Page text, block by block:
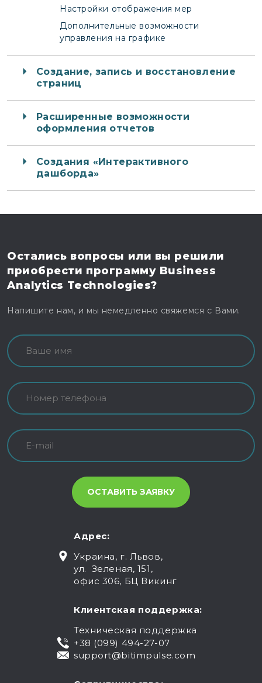
Настройки отображения мер
Дополнительные возможности
управления на графике
Создание, запись и восстановление
страниц
Расширенные возможности
оформления отчетов
Создания «Интерактивного
дашборда»
Остались вопросы или вы решили
приобрести программу Business
Analytics Technologies?
Напишите нам, и мы немедленно свяжемся с Вами.
Адрес:
Украина, г. Львов,
ул. Зеленая, 151,
офис 306, БЦ Викинг
Клиентская поддержка:
Техническая поддержка
+38 (099) 494-27-07
support@bitimpulse.com